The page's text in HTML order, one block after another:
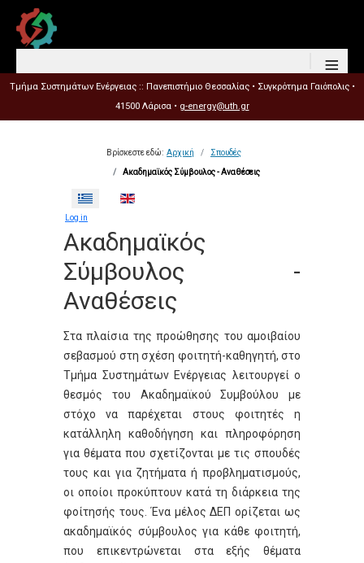
≡
Τμήμα Συστημάτων Ενέργειας :: Πανεπιστήμιο Θεσσαλίας • Συγκρότημα Γαιόπολις •
41500 Λάρισα • g-energy@uth.gr
Βρίσκεστε εδώ: Αρχική Σπουδές
Ακαδημαϊκός Σύμβουλος - Αναθέσεις
Επιλέξτε τη γλώσσα σας
Log in
Ακαδημαϊκός
Σύμβουλος -
Αναθέσεις
Στα πλαίσια της προώθησης του αμοιβαίου
σεβασμού στη σχέση φοιτητή-καθηγητή, στο
Τμήμα Συστημάτων Ενέργειας λειτουργεί ο
θεσμός του Ακαδημαϊκού Συμβούλου με
στόχο να παρέχεται στους φοιτητές η
κατάλληλη καθοδήγηση και πληροφόρηση
για θέματα που σχετίζονται με τις σπουδές
τους και για ζητήματα ή προβληματισμούς,
οι οποίοι προκύπτουν κατά τη διάρκεια της
φοίτησής τους. Ένα μέλος ΔΕΠ ορίζεται ως
ακαδημαϊκός σύμβουλος για κάθε φοιτητή,
που επικεντρώνεται στα εξής θέματα